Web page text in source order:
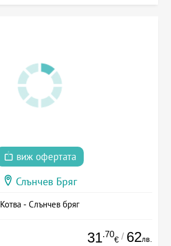
виж офертата
Слънчев Бряг
Котва - Слънчев бряг
31.70
€ / 62лв.